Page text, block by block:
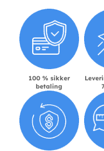
100 % sikker
betaling